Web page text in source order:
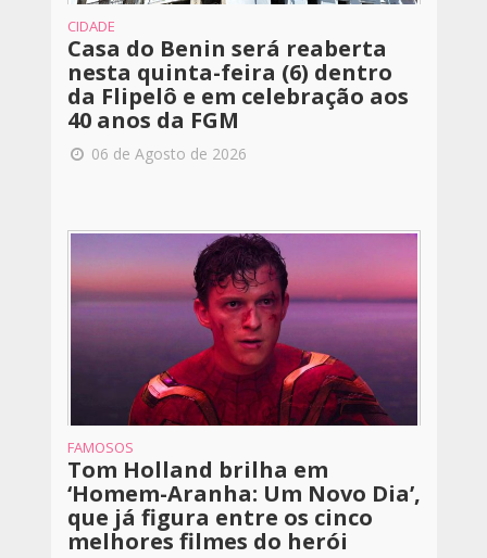
CIDADE
Casa do Benin será reaberta
nesta quinta-feira (6) dentro
da Flipelô e em celebração aos
40 anos da FGM
06 de Agosto de 2026
FAMOSOS
Tom Holland brilha em
‘Homem-Aranha: Um Novo Dia’,
que já figura entre os cinco
melhores filmes do herói